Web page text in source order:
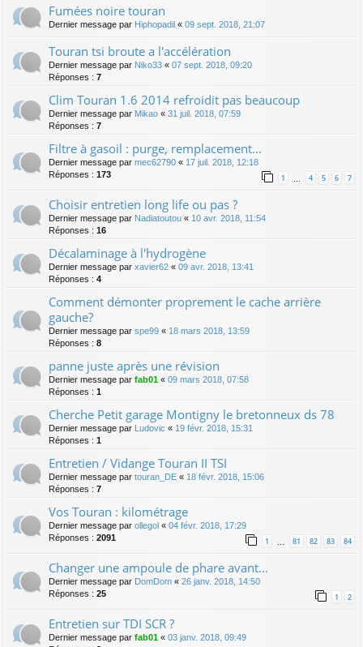
Fumées noire touran
Dernier message par Hiphopadil « 09 sept. 2018, 21:07
Touran tsi broute a l'accélération
Dernier message par Niko33 « 07 sept. 2018, 09:20
Réponses : 7
Clim Touran 1.6 2014 refroidit pas beaucoup
Dernier message par Mikao « 31 juil. 2018, 07:59
Réponses : 7
Filtre à gasoil : purge, remplacement...
Dernier message par mec62790 « 17 juil. 2018, 12:18
Réponses : 173 1 … 4 5 6 7
Choisir entretien long life ou pas ?
Dernier message par Nadiatoutou « 10 avr. 2018, 11:54
Réponses : 16
Décalaminage à l'hydrogène
Dernier message par xavier62 « 09 avr. 2018, 13:41
Réponses : 4
Comment démonter proprement le cache arrière
gauche?
Dernier message par spe99 « 18 mars 2018, 13:59
Réponses : 8
panne juste après une révision
Dernier message par fab01 « 09 mars 2018, 07:58
Réponses : 1
Cherche Petit garage Montigny le bretonneux ds 78
Dernier message par Ludovic « 19 févr. 2018, 15:31
Réponses : 1
Entretien / Vidange Touran II TSI
Dernier message par touran_DE « 18 févr. 2018, 15:06
Réponses : 7
Vos Touran : kilométrage
Dernier message par ollegol « 04 févr. 2018, 17:29
Réponses : 2091 1 … 81 82 83 84
Changer une ampoule de phare avant...
Dernier message par DomDom « 26 janv. 2018, 14:50
Réponses : 25 1 2
Entretien sur TDI SCR ?
Dernier message par fab01 « 03 janv. 2018, 09:49